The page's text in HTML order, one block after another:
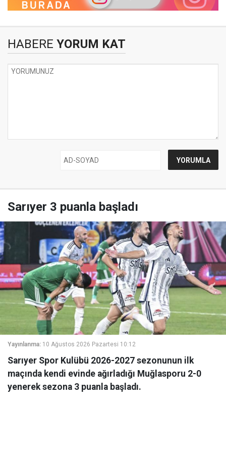
HABERE YORUM KAT
Sarıyer 3 puanla başladı
Yayınlanma: 10 Ağustos 2026 Pazartesi 10:12
Sarıyer Spor Kulübü 2026-2027 sezonunun ilk
maçında kendi evinde ağırladığı Muğlasporu 2-0
yenerek sezona 3 puanla başladı.